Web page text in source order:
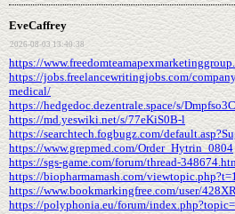
EveCaffrey
2026-08-03 13:40:38
https://
https://jobs.freelancewritingjobs.com/
medical/
https://hedgedoc.dezentrale.space/s/
https://md.yeswiki.net/s/77eKiS0B-l
https://searchtech.fogbugz.com/
https://www.grepmed.com/Order_Hytrin_0804
https://sgs-game.com/forum/thread-
https://biopharmamash.com/
https://www.bookmarkingfree.com/user/
https://polyphonia.eu/forum/